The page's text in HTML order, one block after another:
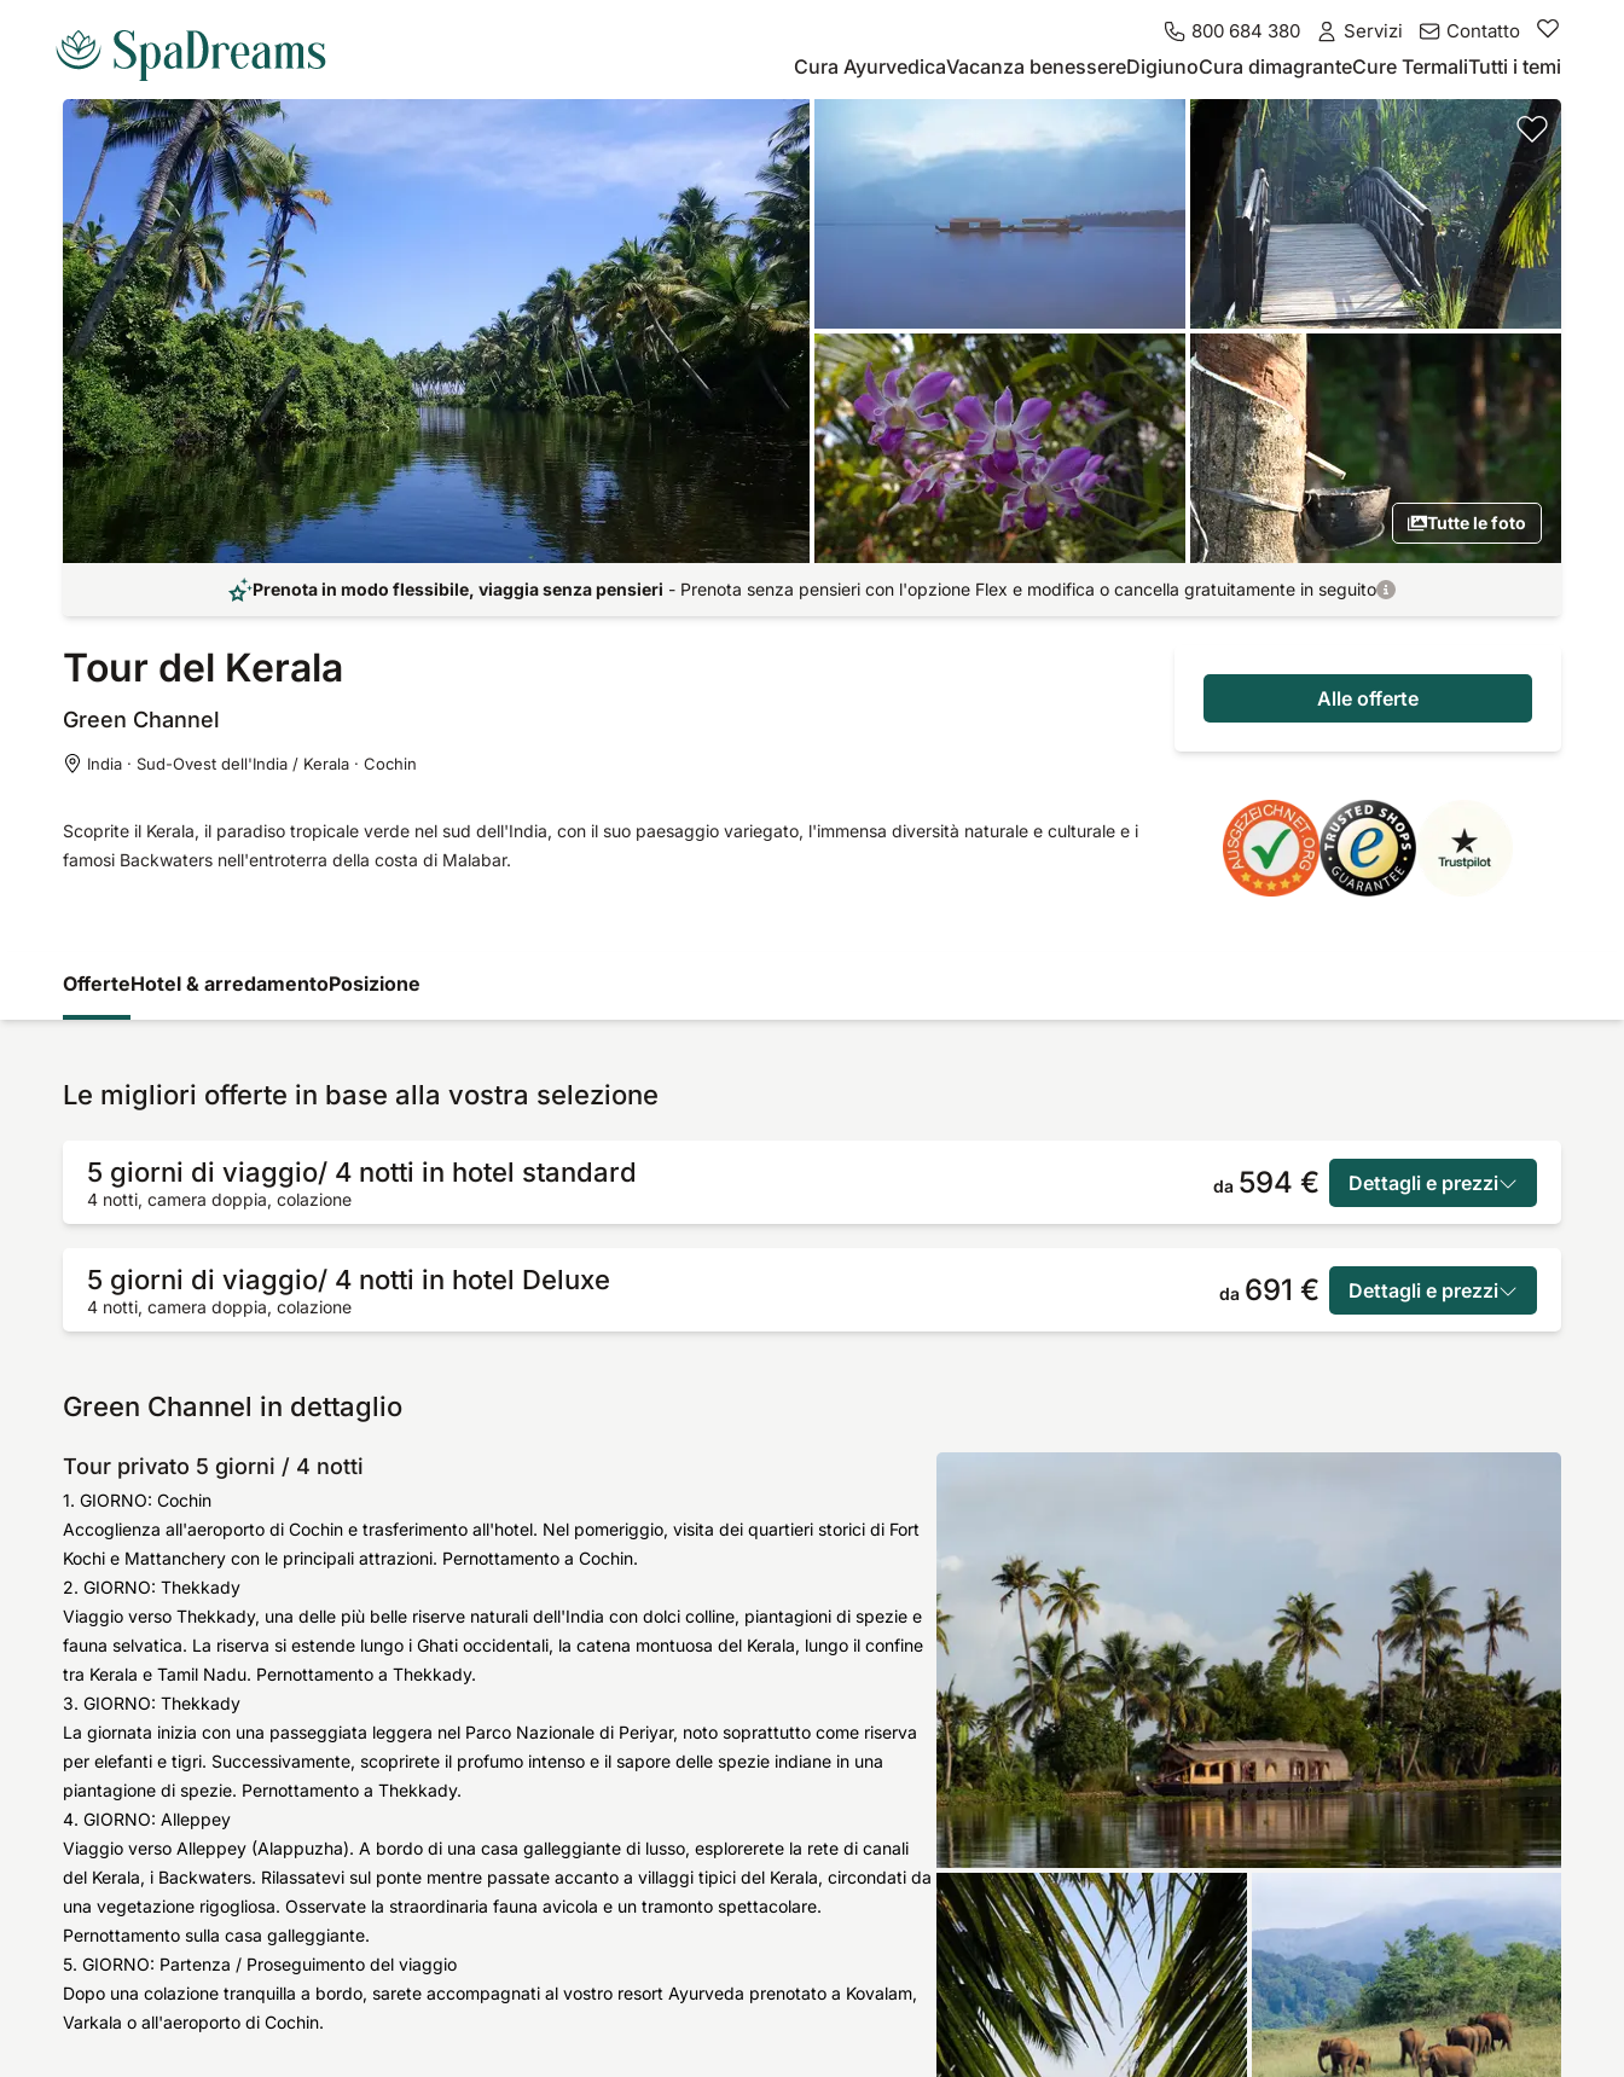
800 684 380 Servizi Contatto
Cura AyurvedicaVacanza benessereDigiunoCura dimagranteCure TermaliTutti i temi
Tutte le foto
Prenota in modo flessibile, viaggia senza pensieri - Prenota senza pensieri con l'opzione Flex e modifica o cancella gratuitamente in seguito
Tour del Kerala
Green Channel
India · Sud-Ovest dell'India / Kerala · Cochin
Alle offerte
Scoprite il Kerala, il paradiso tropicale verde nel sud dell'India, con il suo paesaggio variegato, l'immensa diversità naturale e culturale e i
famosi Backwaters nell'entroterra della costa di Malabar.
OfferteHotel & arredamentoPosizione
Le migliori offerte in base alla vostra selezione
5 giorni di viaggio/ 4 notti in hotel standard
4 notti, camera doppia, colazione
da 594 € Dettagli e prezzi
5 giorni di viaggio/ 4 notti in hotel Deluxe
4 notti, camera doppia, colazione
da 691 € Dettagli e prezzi
Green Channel in dettaglio
Tour privato 5 giorni / 4 notti
1. GIORNO: Cochin
Accoglienza all'aeroporto di Cochin e trasferimento all'hotel. Nel pomeriggio, visita dei quartieri storici di Fort
Kochi e Mattanchery con le principali attrazioni. Pernottamento a Cochin.
2. GIORNO: Thekkady
Viaggio verso Thekkady, una delle più belle riserve naturali dell'India con dolci colline, piantagioni di spezie e
fauna selvatica. La riserva si estende lungo i Ghati occidentali, la catena montuosa del Kerala, lungo il confine
tra Kerala e Tamil Nadu. Pernottamento a Thekkady.
3. GIORNO: Thekkady
La giornata inizia con una passeggiata leggera nel Parco Nazionale di Periyar, noto soprattutto come riserva
per elefanti e tigri. Successivamente, scoprirete il profumo intenso e il sapore delle spezie indiane in una
piantagione di spezie. Pernottamento a Thekkady.
4. GIORNO: Alleppey
Viaggio verso Alleppey (Alappuzha). A bordo di una casa galleggiante di lusso, esplorerete la rete di canali
del Kerala, i Backwaters. Rilassatevi sul ponte mentre passate accanto a villaggi tipici del Kerala, circondati da
una vegetazione rigogliosa. Osservate la straordinaria fauna avicola e un tramonto spettacolare.
Pernottamento sulla casa galleggiante.
5. GIORNO: Partenza / Proseguimento del viaggio
Dopo una colazione tranquilla a bordo, sarete accompagnati al vostro resort Ayurveda prenotato a Kovalam,
Varkala o all'aeroporto di Cochin.